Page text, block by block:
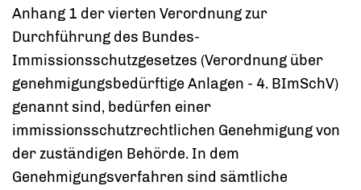
Anhang 1 der vierten Verordnung zur
Durchführung des Bundes-
Immissionsschutzgesetzes (Verordnung über
genehmigungsbedürftige Anlagen - 4. BImSchV)
genannt sind, bedürfen einer
immissionsschutzrechtlichen Genehmigung von
der zuständigen Behörde. In dem
Genehmigungsverfahren sind sämtliche